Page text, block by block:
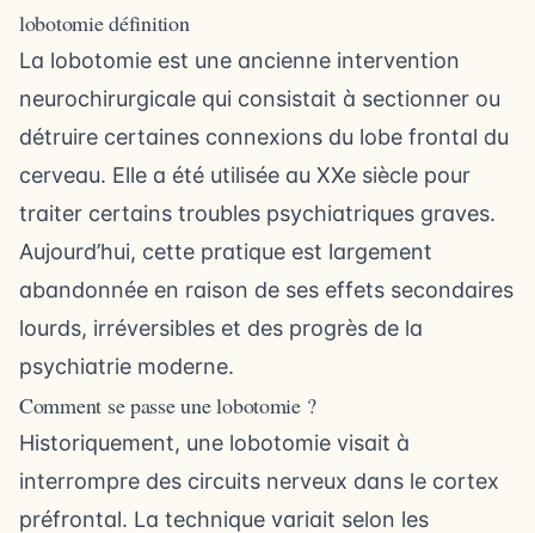
lobotomie définition
La lobotomie est une ancienne intervention
neurochirurgicale qui consistait à sectionner ou
détruire certaines connexions du lobe frontal du
cerveau. Elle a été utilisée au XXe siècle pour
traiter certains troubles psychiatriques graves.
Aujourd’hui, cette pratique est largement
abandonnée en raison de ses effets secondaires
lourds, irréversibles et des progrès de la
psychiatrie moderne.
Comment se passe une lobotomie ?
Historiquement, une lobotomie visait à
interrompre des circuits nerveux dans le cortex
préfrontal. La technique variait selon les